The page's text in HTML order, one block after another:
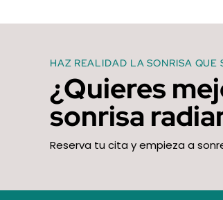
HAZ REALIDAD LA SONRISA QUE
¿Quieres
sonrisa
Reserva tu cita y empieza a